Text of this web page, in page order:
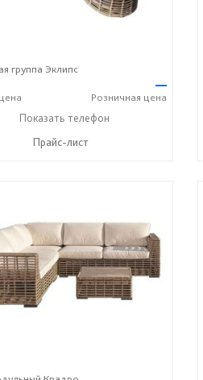
группа Эклипс
цена
—
Розничная цена
+7 (917) 600-15-16
Показать телефон
Прайс-лист